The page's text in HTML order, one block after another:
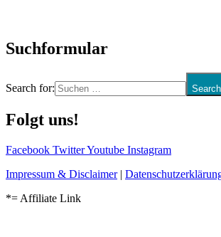
Suchformular
Search for:
Folgt uns!
Facebook TwitterYoutube Instagram
Impressum & Disclaimer|
*= Affiliate Link